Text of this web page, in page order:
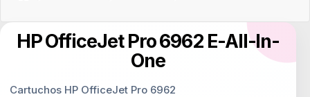
HP OfficeJet Pro 6962 E-All-In-
One
Cartuchos HP OfficeJet Pro 6962